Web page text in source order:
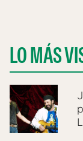
LO MÁS